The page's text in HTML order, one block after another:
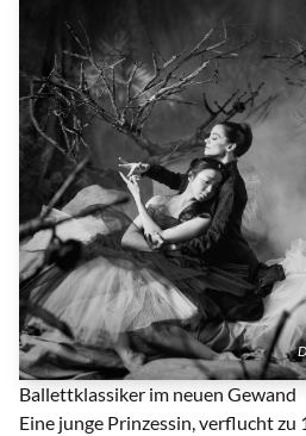
Ballettklassiker im neuen Gewand
Eine junge Prinzessin, verflucht zu